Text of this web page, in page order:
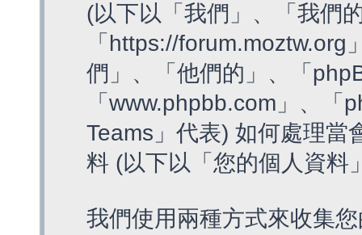
(以下以「我們」、「我們
「https://
們」、「他們的」、「
「www.phpbb.com」、
Teams」代表) 如何處理當
料 (以下以「您的個人資料
我們使用兩種方式來收集